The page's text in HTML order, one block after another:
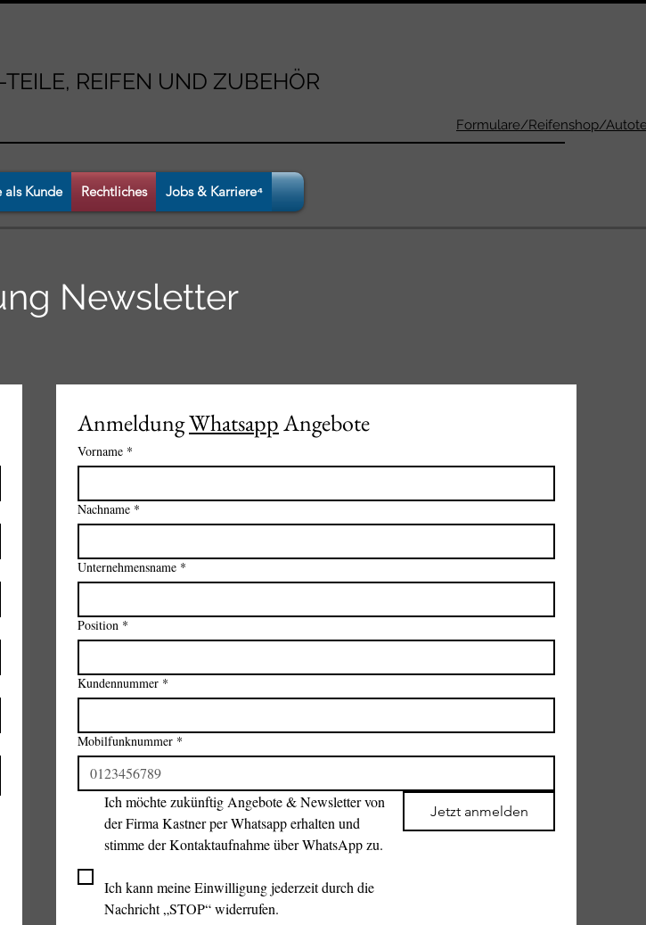
REIFEN UND ZUBEHÖR
Formulare/Reifenshop/
als Kunde Rechtliches Jobs & Karriere⁴
Newsletter
Anmeldung Whatsapp Angebote
Vorname *
Nachname *
Unternehmensname *
Position *
Kundennummer *
Mobilfunknummer *
Ich möchte zukünftig Angebote & Newsletter von
der Firma Kastner per Whatsapp erhalten und
stimme der Kontaktaufnahme über WhatsApp zu.
Ich kann meine Einwilligung jederzeit durch die
Nachricht „STOP“ widerrufen.
Jetzt anmelden